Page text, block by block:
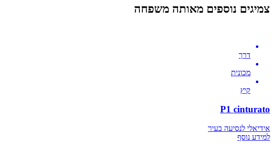
צמיגים נוספים מאותה משפחה
דרך
מכונית
קיץ
P1 cinturato
אידיאלי לנסיעה בעיר
למידע נוסף